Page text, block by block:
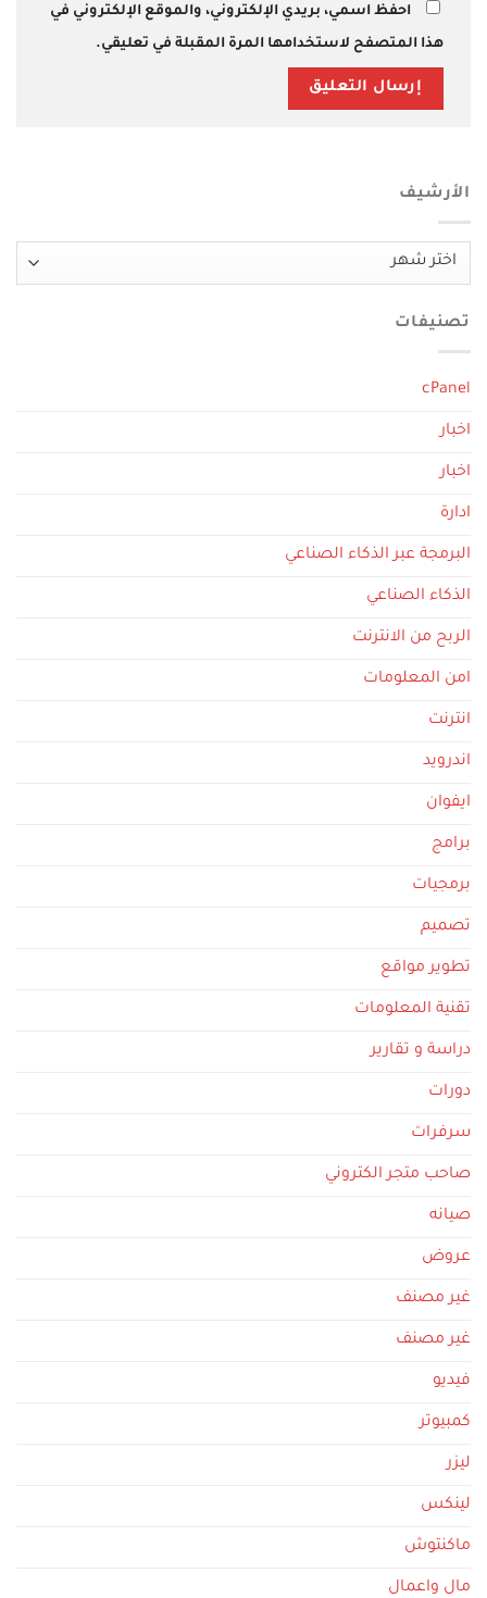
احفظ اسمي، بريدي الإلكتروني، والموقع الإلكتروني في
هذا المتصفح لاستخدامها المرة المقبلة في تعليقي.
الأرشيف
الأرشيف
تصنيفات
cPanel
اخبار
اخبار
ادارة
البرمجة عبر الذكاء الصناعي
الذكاء الصناعي
الربح من الانترنت
امن المعلومات
انترنت
اندرويد
ايفوان
برامج
برمجيات
تصميم
تطوير مواقع
تقنية المعلومات
دراسة و تقارير
دورات
سرفرات
صاحب متجر الكتروني
صيانه
عروض
غير مصنف
غير مصنف
فيديو
كمبيوتر
ليزر
لينكس
ماكنتوش
مال واعمال